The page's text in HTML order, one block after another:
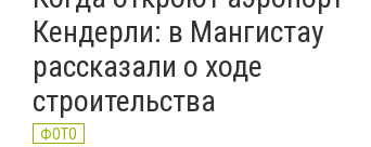
Кендерли: в Мангистау
рассказали о ходе
строительства
ФОТО